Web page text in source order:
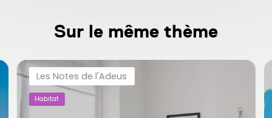
Sur le même thème
Les Notes de l'Adeus
Habitat